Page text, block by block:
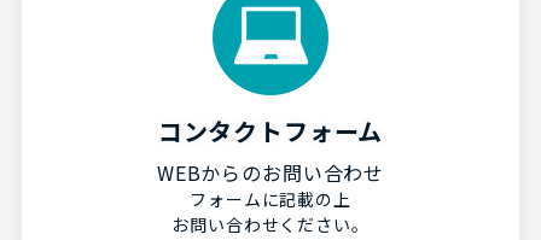
コンタクトフォーム
WEBからのお問い合わせ
フォームに記載の上
お問い合わせください。